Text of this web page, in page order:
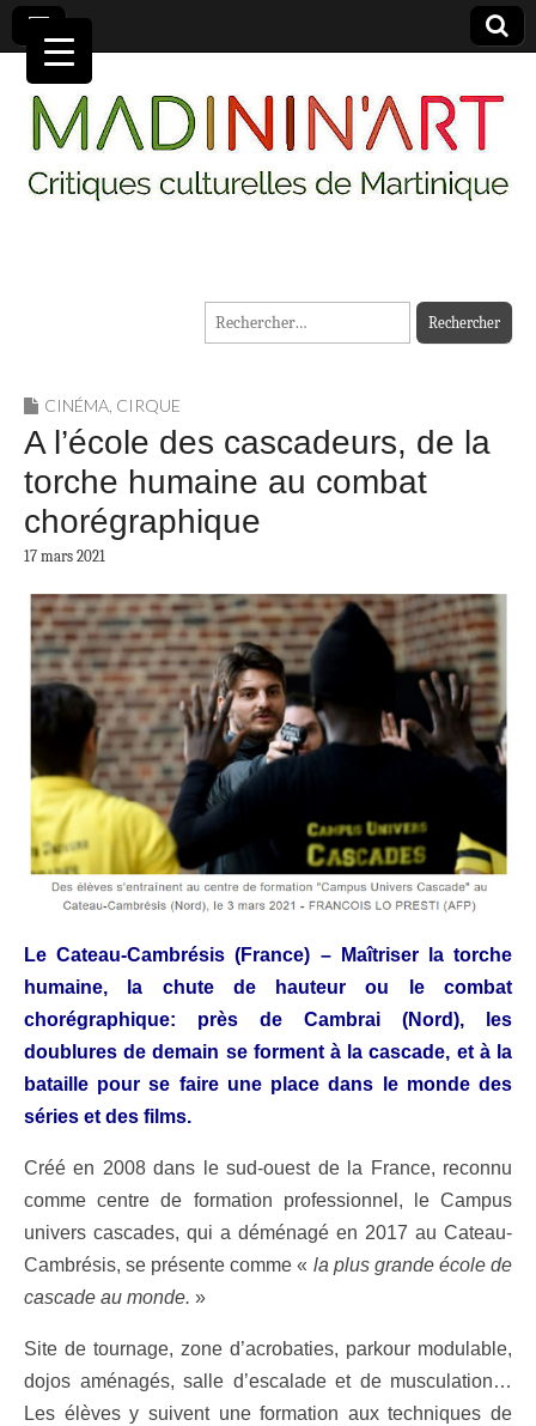
MADININ'ART
Rechercher :
CINÉMA, CIRQUE
A l’école des cascadeurs, de la
torche humaine au combat
chorégraphique
17 mars 2021
Le Cateau-Cambrésis (France) – Maîtriser la torche
humaine, la chute de hauteur ou le combat
chorégraphique: près de Cambrai (Nord), les
doublures de demain se forment à la cascade, et à la
bataille pour se faire une place dans le monde des
séries et des films.
Créé en 2008 dans le sud-ouest de la France, reconnu
comme centre de formation professionnel, le Campus
univers cascades, qui a déménagé en 2017 au Cateau-
Cambrésis, se présente comme « la plus grande école de
cascade au monde. »
Site de tournage, zone d’acrobaties, parkour modulable,
dojos aménagés, salle d’escalade et de musculation…
Les élèves y suivent une formation aux techniques de